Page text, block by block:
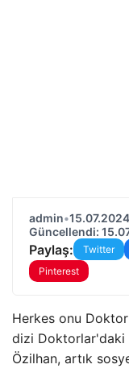
admin•
Güncellendi:
Paylaş: Twitter
Pinterest
Herkes onu
dizi Doktorlar'daki
Özilhan, artık